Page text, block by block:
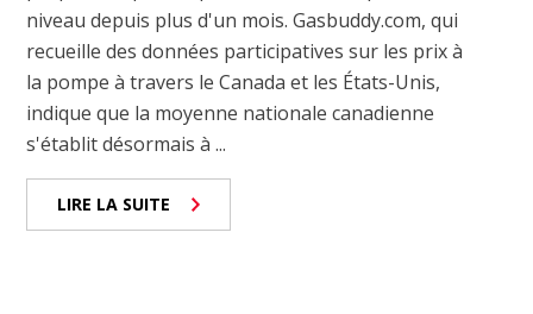
niveau depuis plus d'un mois. Gasbuddy.com, qui
recueille des données participatives sur les prix à
la pompe à travers le Canada et les États-Unis,
indique que la moyenne nationale canadienne
s'établit désormais à ...
LIRE LA SUITE